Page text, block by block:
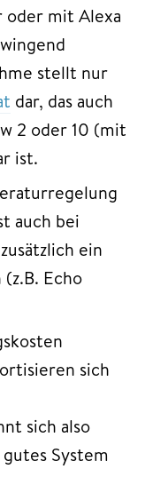
oder mit Alexa
stellt nur
dar, das auch
2 oder 10 (mit
ist.
auch bei
ein
Echo
sich
sich also
System